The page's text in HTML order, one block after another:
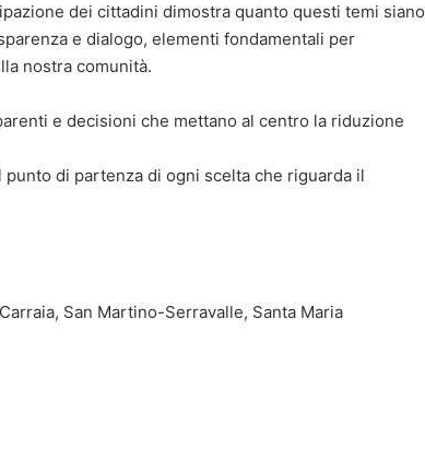
dei cittadini dimostra quanto questi temi siano
e dialogo, elementi fondamentali per
nostra comunità.
e decisioni che mettano al centro la riduzione
di partenza di ogni scelta che riguarda il
San Martino-Serravalle, Santa Maria